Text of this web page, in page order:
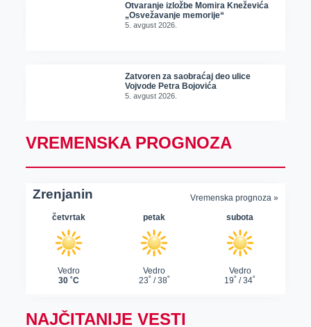
Otvaranje izložbe Momira Kneževića
„Osvežavanje memorije“
5. avgust 2026.
Zatvoren za saobraćaj deo ulice
Vojvode Petra Bojovića
5. avgust 2026.
VREMENSKA PROGNOZA
NAJČITANIJE VESTI